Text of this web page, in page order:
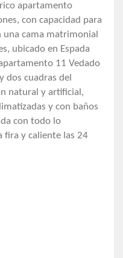
apartamento
con capacidad para
cama matrimonial
ubicado en Espada
11 Vedado
dos cuadras del
natural y artificial,
y con baños
con todo lo
fira y caliente las 24